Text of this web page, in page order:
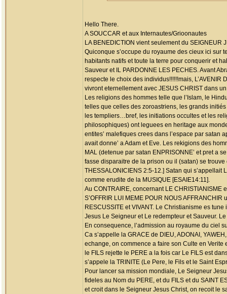
Hello There.
A SOUCCAR et aux Internautes/Grioonautes
LA BENEDICTION vient seulement du
Quiconque s’occupe du royaume des cieux ici sur
habitants natifs et toute la terre pour conquerir et
Sauveur et IL PARDONNE LES PECHES. Avant
respecte le choix des individus!!!!!!mais, L’AVENIR
vivront eternellement avec JESUS CHRIST dans
Les religions des hommes telle que l’Islam, le
telles que celles des zoroastriens, les grands
les templiers…bref, les initiations occultes et les
philosophiques) ont leguees en heritage aux
entites’ malefiques crees dans l’espace par satan
avait donne’ a Adam et Eve. Les rekigions des
MAL (detenue par satan ENPRISONNE’ et pret a
fasse disparaitre de la prison ou il (satan) se
THESSALONICIENS 2:5-12.] Satan qui s’appellait
comme erudite de la MUSIQUE [ESAIE14:11].
Au CONTRAIRE, concernant LE CHRISTIANISME
S’OFFRIR LUI MEME POUR NOUS
RESCUSSITE et VIVANT. Le Christianisme es
Jesus Le Seigneur et Le redempteur et Sauveur.
En consequence, l’admission au royaume du ciel
Ca s’appelle la GRACE de DIEU, ADONAI,
echange, on commence a faire son Culte en Verite
le FILS rejette le PERE a la fois car Le FILS est
s’appele la TRINITE (Le Pere, le Fils et le Saint
Pour lancer sa mission mondiale, Le Seigneur
fideles au Nom du PERE, et du FILS et du SAINT
et croit dans le Seigneur Jesus Christ, on recoit le